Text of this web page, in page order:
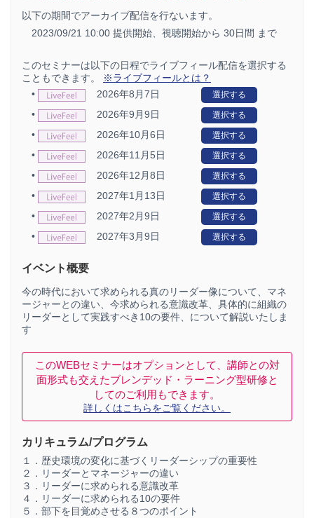
以下の期間でアーカイブ配信を行ないます。
2023/09/21 10:00 提供開始、 視聴開始から 30日間 まで
このセミナーは以下の日程でライブフィール配信を選択する
こともできます。
※ライブフィールとは？
•
2026年8月7日 選択する
• 2026年9月9日 選択する
• 2026年10月6日 選択する
• 2026年11月5日 選択する
• 2026年12月8日 選択する
• 2027年1月13日 選択する
• 2027年2月9日 選択する
• 2027年3月9日 選択する
イベント概要
今の時代において求められる真のリーダー像について、マネ
ージャーとの違い、今求められる意識改革、具体的に組織の
リーダーとして実践すべき10の要件、について解説いたしま
す
このWEBセミナーはオプションとして、講師との対
面形式も交えたブレンデッド・ラーニング型研修と
してのご利用もできます。
詳しくはこちらをご覧ください。
カリキュラム/プログラム
１．歴史環境の変化に基づくリーダーシップの重要性
２．リーダーとマネージャーの違い
３．リーダーに求められる意識改革
４．リーダーに求められる10の要件
５．部下を目覚めさせる８つのポイント